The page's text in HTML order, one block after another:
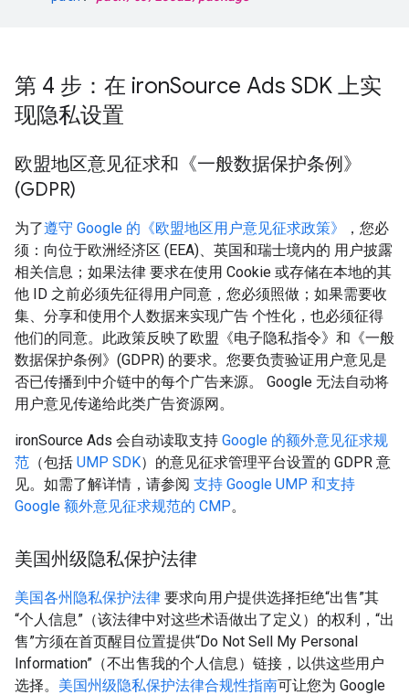
第 4 步：在 ironSource Ads SDK 上实
现隐私设置
欧盟地区意见征求和《一般数据保护条例》
(GDPR)
为了遵守 Google 的《欧盟地区用户意见征求政策》
，您必
须：向位于欧洲经济区 (EEA)、英国和瑞士境内的 用户披露
相关信息；如果法律 要求在使用 Cookie 或存储在本地的其
他 ID 之前必须先征得用户同意，您必须照做；如果需要收
集、分享和使用个人数据来实现广告 个性化，也必须征得
他们的同意。此政策反映了欧盟《电子隐私指令》和《一般
数据保护条例》(GDPR) 的要求。您要负责验证用户意见是
否已传播到中介链中的每个广告来源。 Google 无法自动将
用户意见传递给此类广告资源网。
ironSource Ads 会自动读取支持 Google 的额外意见征求规
范 （包括 UMP SDK）的意见征求管理平台设置的 GDPR 意
见。如需了解详情，请参阅 支持 Google UMP 和支持
Google 额外意见征求规范的 CMP。
美国州级隐私保护法律
美国各州隐私保护法律 要求向用户提供选择拒绝“出售”其
“个人信息”（该法律中对这些术语做出了定义）的权利，“出
售”方须在首页醒目位置提供“Do Not Sell My Personal
Information”（不出售我的个人信息）链接，以供这些用户
选择。 美国州级隐私保护法律合规性指南可让您为 Google